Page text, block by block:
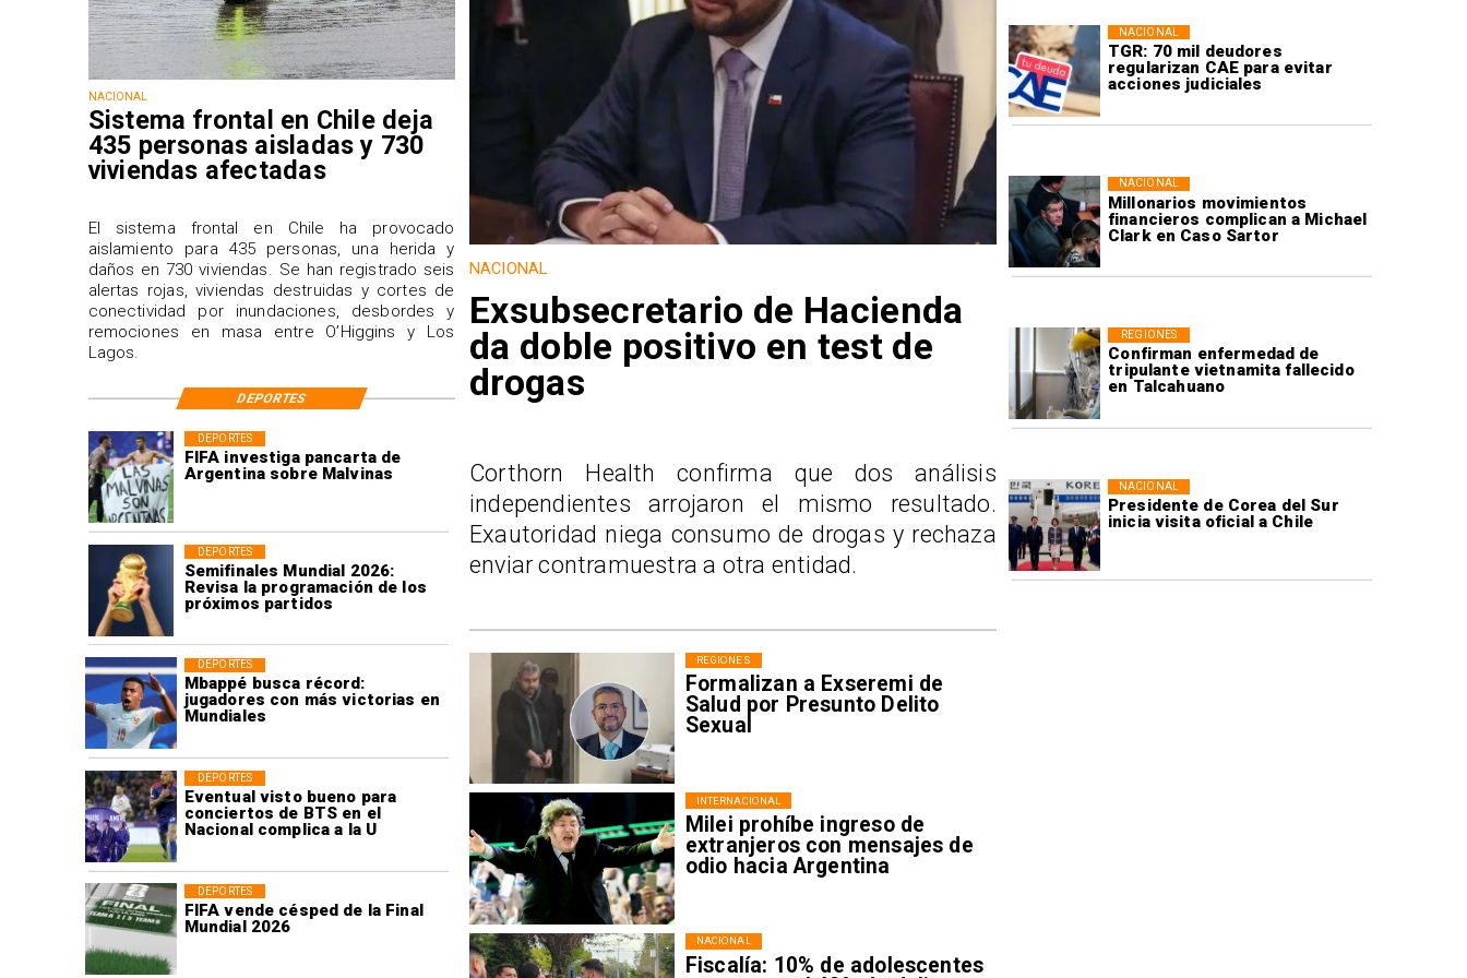
TGR: 70 mil deudores
regularizan CAE para evitar
acciones judiciales
NACIONAL
Millonarios movimientos
financieros complican a Michael
Clark en Caso Sartor
NACIONAL
Confirman enfermedad de
tripulante vietnamita fallecido
en Talcahuano
REGIONES
Presidente de Corea del Sur
inicia visita oficial a Chile
NACIONAL
FIFA investiga pancarta de
Argentina sobre Malvinas
DEPORTES
Semifinales Mundial 2026:
Revisa la programación de los
próximos partidos
DEPORTES
Mbappé busca récord:
jugadores con más victorias en
Mundiales
DEPORTES
Eventual visto bueno para
conciertos de BTS en el
Nacional complica a la U
DEPORTES
FIFA vende césped de la Final
Mundial 2026
DEPORTES
Formalizan a Exseremi de
Salud por Presunto Delito
Sexual
REGIONES
Milei prohíbe ingreso de
extranjeros con mensajes de
odio hacia Argentina
INTERNACIONAL
Fiscalía: 10% de adolescentes
NACIONAL
NACIONAL
Sistema frontal en Chile deja
435 personas aisladas y 730
viviendas afectadas
El sistema frontal en Chile ha provocado
aislamiento para 435 personas, una herida y
daños en 730 viviendas. Se han registrado seis
alertas rojas, viviendas destruidas y cortes de
conectividad por inundaciones, desbordes y
remociones en masa entre O’Higgins y Los
Lagos.
NACIONAL
Exsubsecretario de Hacienda
da doble positivo en test de
drogas
Corthorn Health confirma que dos análisis
independientes arrojaron el mismo resultado.
Exautoridad niega consumo de drogas y rechaza
enviar contramuestra a otra entidad.
DEPORTES